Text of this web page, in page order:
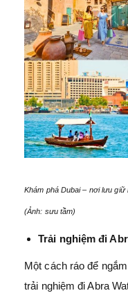
Khám phá Dubai – nơi lưu
(Ảnh: sưu tầm)
Trải nghiệm đi
Một cách ráo để
trải nghiệm đi Abra